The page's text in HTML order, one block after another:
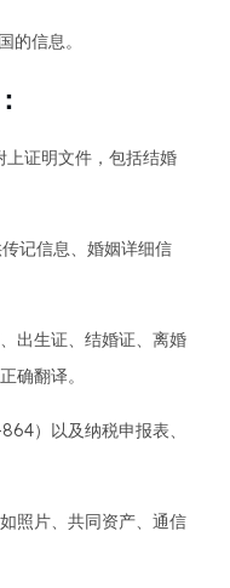
的信息。
证明文件，包括结婚
记信息、婚姻详细信
出生证、结婚证、离婚
确翻译。
）以及纳税申报表、
照片、共同资产、通信